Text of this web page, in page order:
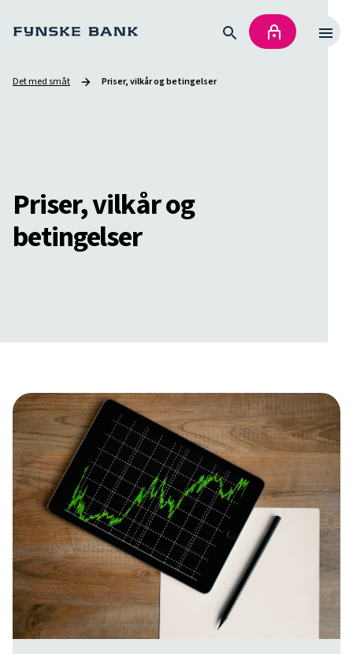
Det med småt
Current page: Priser, vilkår og betingelser
Priser, vilkår og
betingelser